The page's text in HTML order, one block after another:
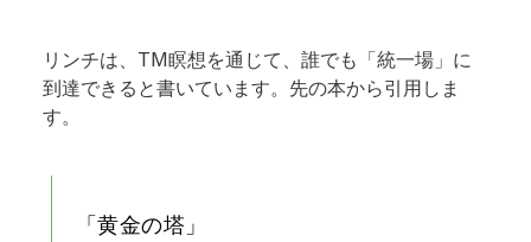
リンチは、TM瞑想を通じて、誰でも「統一場」に
到達できると書いています。先の本から引用しま
す。
「黄金の塔」